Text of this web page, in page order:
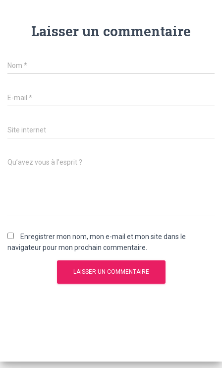
Laisser un commentaire
Nom *
E-mail *
Site internet
Qu’avez vous à l’esprit ?
Enregistrer mon nom, mon e-mail et mon site dans le
navigateur pour mon prochain commentaire.